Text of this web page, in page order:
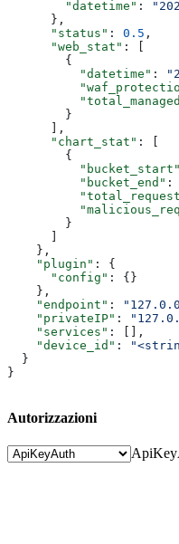
        "datetime"
:
      },
      "status"
: 0.5 ,
      "web_stat"
: [
        {
          "datetime"
:
        }
      ],
      "chart_stat"
: [
        {
          "bucket_start"
          "bucket_end"
:
        }
      ]
    },
    "plugin"
: {
      "config"
: {}
    },
    "endpoint"
:
    "privateIP"
:
    "services"
: [],
    "device_id"
:
  }
}
Autorizzazioni